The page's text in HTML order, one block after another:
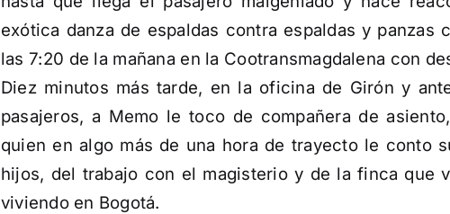
exótica danza de espaldas contra espaldas y panzas
las 7:20 de la mañana en la Cootransmagdalena con
Diez minutos más tarde, en la oficina de Girón y
pasajeros, a Memo le toco de compañera de
quien en algo más de una hora de trayecto le conto
hijos, del trabajo con el magisterio y de la finca que
viviendo en Bogotá.